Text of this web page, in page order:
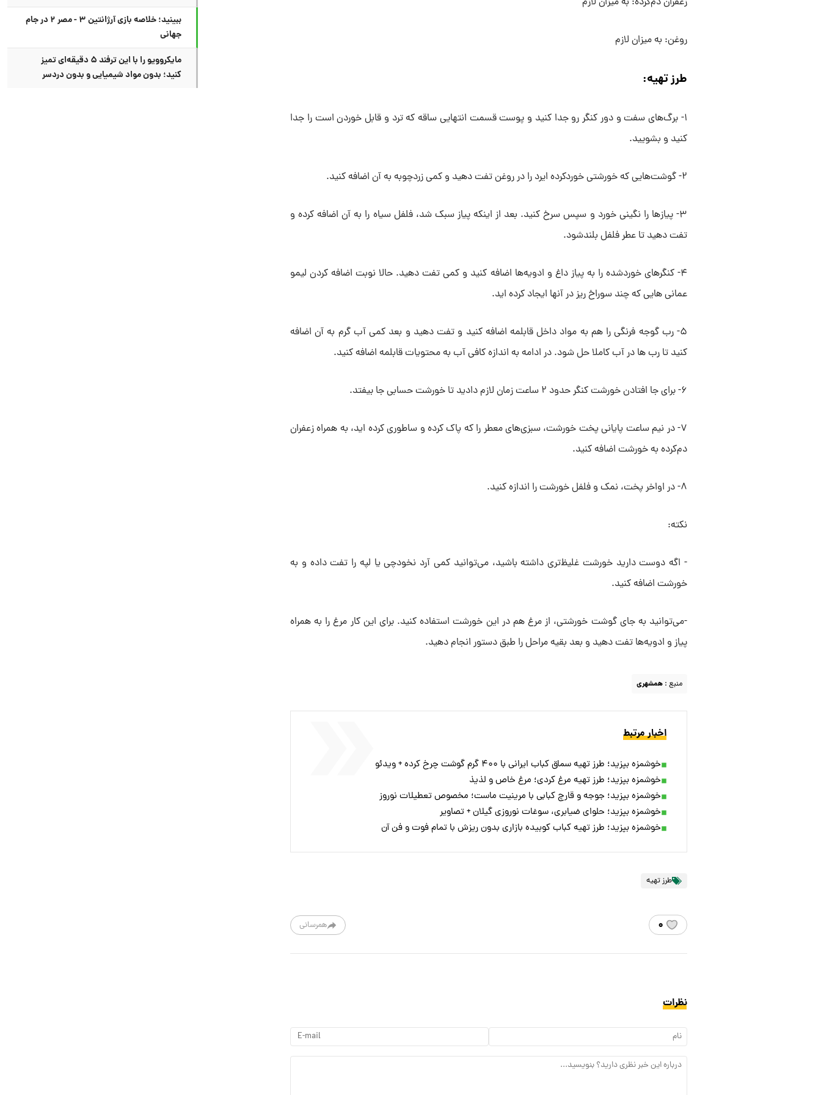
روغن: به میزان لازم
طرز تهیه:
۱- برگ‌های سفت و دور کنگر رو جدا کنید و پوست قسمت انتهایی ساقه که ترد و قابل خوردن است را جدا
کنید و بشویید.
۲- گوشت‌هایی که خورشتی خوردکرده ایرد را در روغن تفت دهید و کمی زردچوبه به آن اضافه کنید.
۳- پیازها را نگینی خورد و سپس سرخ کنید. بعد از اینکه پیاز سبک شد، فلفل سیاه را به آن اضافه کرده و
تفت دهید تا عطر فلفل بلندشود.
۴- کنگرهای خوردشده را به پیاز داغ و ادویه‌ها اضافه کنید و کمی تفت دهید. حالا نوبت اضافه کردن لیمو
عمانی هایی که چند سوراخ ریز در آنها ایجاد کرده اید.
۵- رب گوجه فرنگی را هم به مواد داخل قابلمه اضافه کنید و تفت دهید و بعد کمی آب گرم به آن اضافه
کنید تا رب ها در آب کاملا حل شود. در ادامه به اندازه کافی آب به محتویات قابلمه اضافه کنید.
۶- برای جا افتادن خورشت کنگر حدود ۲ ساعت زمان لازم دادید تا خورشت حسابی جا بیفتد.
۷- در نیم ساعت پایانی پخت خورشت، سبزی‌های معطر را که پاک کرده و ساطوری کرده اید، به همراه زعفران
دم‌کرده به خورشت اضافه کنید.
۸- در اواخر پخت، نمک و فلفل خورشت را اندازه کنید.
نکته:
- اگه دوست دارید خورشت غلیظ‌تری داشته باشید، می‌توانید کمی آرد نخودچی یا لپه را تفت داده و به
خورشت اضافه کنید.
-می‌توانید به جای گوشت خورشتی، از مرغ هم در این خورشت استفاده کنید. برای این کار مرغ را به همراه
پیاز و ادویه‌ها تفت دهید و بعد بقیه مراحل را طبق دستور انجام دهید.
منبع : همشهری
اخبار مرتبط
خوشمزه بپزید؛ طرز تهیه سماق کباب ایرانی با ۴۰۰ گرم گوشت چرخ کرده + ویدئو
خوشمزه بپزید؛ طرز تهیه مرغ کردی؛ مرغ خاص و لذیذ
خوشمزه بپزید؛ جوجه و قارچ کبابی با مرینیت ماست؛ مخصوص تعطیلات نوروز
خوشمزه بپزید؛ حلوای ضیابری، سوغات نوروزی گیلان + تصاویر
خوشمزه بپزید؛ طرز تهیه کباب کوبیده بازاری بدون ریزش با تمام فوت و فن آن
طرز تهیه
همرسانی ۰
نظرات
ببینید؛ خلاصه بازی آرژانتین ۳ - مصر ۲ در جام
جهانی
مایکروویو را با این ترفند ۵ دقیقه‌ای تمیز
کنید؛ بدون مواد شیمیایی و بدون دردسر